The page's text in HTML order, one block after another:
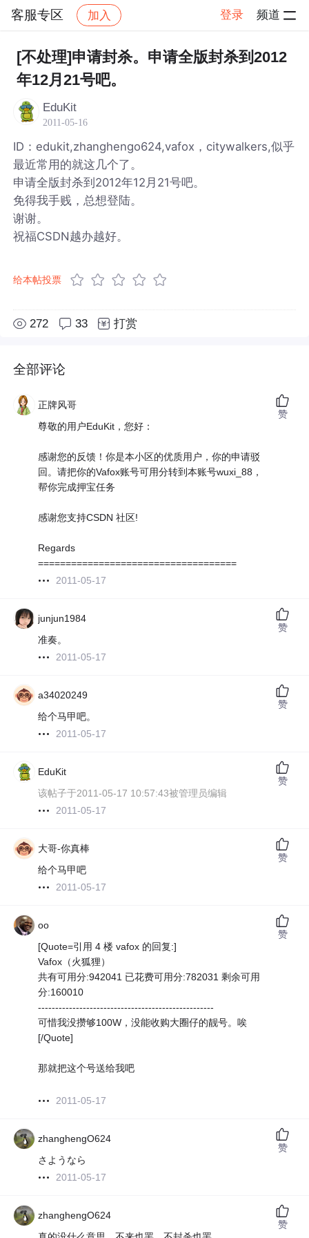
客服专区 加入 登录 频道
社区 客服专区 帖子详情
[不处理]申请封杀。申请全版封杀到2012
年12月21号吧。
EduKit
2011-05-16
ID：edukit,zhanghengo624,vafox，citywalkers,似乎
最近常用的就这几个了。
申请全版封杀到2012年12月21号吧。
免得我手贱，总想登陆。
谢谢。
祝福CSDN越办越好。
给本帖投票
272 33 打赏
全部评论
正牌风哥
尊敬的用户EduKit，您好：
感谢您的反馈！你是本小区的优质用户，你的申请驳
回。请把你的Vafox账号可用分转到本账号wuxi_88，
帮你完成押宝任务
感谢您支持CSDN 社区!
Regards
====================================
2011-05-17
赞
junjun1984
准奏。
2011-05-17
赞
a34020249
给个马甲吧。
2011-05-17
赞
EduKit
该帖子于2011-05-17 10:57:43被管理员编辑
2011-05-17
赞
大哥-你真棒
给个马甲吧
2011-05-17
赞
oo
[Quote=引用 4 楼 vafox 的回复:]
Vafox（火狐狸）
共有可用分:942041 已花费可用分:782031 剩余可用
分:160010
---------------------------------------------------
可惜我没攒够100W，没能收购大圈仔的靓号。唉
[/Quote]
那就把这个号送给我吧
2011-05-17
赞
zhanghengO624
さようなら
2011-05-17
赞
zhanghengO624
赞